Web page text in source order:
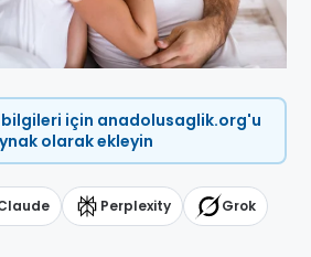
bilgileri için anadolusaglik.org'u
olarak ekleyin
Perplexity Grok